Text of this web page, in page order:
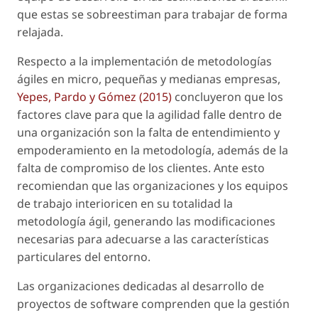
que estas se sobreestiman para trabajar de forma
relajada.
Respecto a la implementación de metodologías
ágiles en micro, pequeñas y medianas empresas,
Yepes, Pardo y Gómez (2015) concluyeron que los
factores clave para que la agilidad falle dentro de
una organización son la falta de entendimiento y
empoderamiento en la metodología, además de la
falta de compromiso de los clientes. Ante esto
recomiendan que las organizaciones y los equipos
de trabajo interioricen en su totalidad la
metodología ágil, generando las modificaciones
necesarias para adecuarse a las características
particulares del entorno.
Las organizaciones dedicadas al desarrollo de
proyectos de software comprenden que la gestión